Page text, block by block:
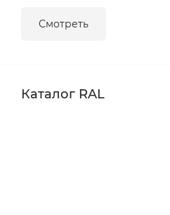
Смотреть
Каталог RAL